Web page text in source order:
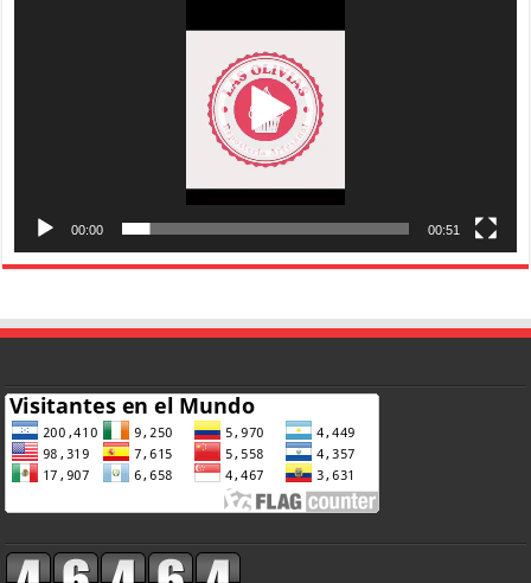
00:00 00:51